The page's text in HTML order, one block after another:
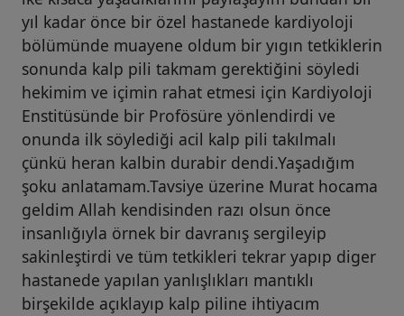
yıl kadar önce bir özel hastanede kardiyoloji
bölümünde muayene oldum bir yıgın tetkiklerin
sonunda kalp pili takmam gerektiğini söyledi
hekimim ve içimin rahat etmesi için Kardiyoloji
Enstitüsünde bir Profösüre yönlendirdi ve
onunda ilk söylediği acil kalp pili takılmalı
çünkü heran kalbin durabir dendi.Yaşadığım
şoku anlatamam.Tavsiye üzerine Murat hocama
geldim Allah kendisinden razı olsun önce
insanlığıyla örnek bir davranış sergileyip
sakinleştirdi ve tüm tetkikleri tekrar yapıp diger
hastanede yapılan yanlışlıkları mantıklı
birşekilde açıklayıp kalp piline ihtiyacım